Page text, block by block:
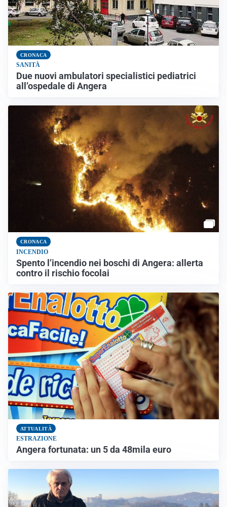
CRONACA
SANITÀ
Due nuovi ambulatori specialistici pediatrici
all’ospedale di Angera
CRONACA
INCENDIO
Spento l’incendio nei boschi di Angera: allerta
contro il rischio focolai
ATTUALITÀ
ESTRAZIONE
Angera fortunata: un 5 da 48mila euro